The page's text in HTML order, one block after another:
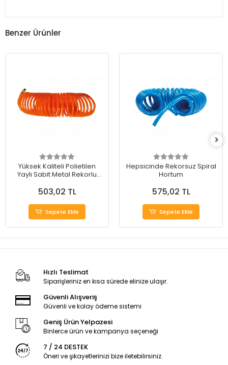
Benzer Ürünler
Yüksek Kaliteli Polietilen
Yaylı Sabit Metal Rekorlu
503,02 TL
Sepete Ekle
Hepsicinde Rekorsuz Spiral
Hortum
575,02 TL
Sepete Ekle
Hızlı Teslimat
Siparişleriniz en kısa sürede elinize ulaşır.
Güvenli Alışveriş
Güvenli ve kolay ödeme sistemi
Geniş Ürün Yelpazesi
Binlerce ürün ve kampanya seçeneği
7 / 24 DESTEK
Öneri ve şikayetlerinizi bize iletebilirsiniz.